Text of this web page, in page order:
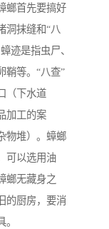
螂首先要搞好
洞抹缝和“八
迹是指虫尸、
鞘等。“八查”
（下水道
加工的案
物堆）。蟑螂
可以选用油
螂无藏身之
的厨房，要消